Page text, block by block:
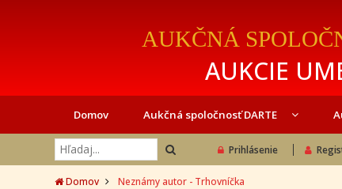
AUKČNÁ
AUKCIE
Domov Aukčná spoločnosť DARTE
Prihlásenie
Domov Neznámy autor - Trhovníčka